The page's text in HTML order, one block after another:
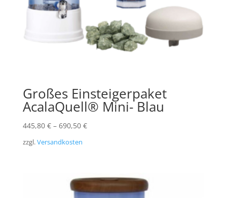
Großes Einsteigerpaket
AcalaQuell® Mini- Blau
445,80 €– 690,50 €
zzgl.Versandkosten